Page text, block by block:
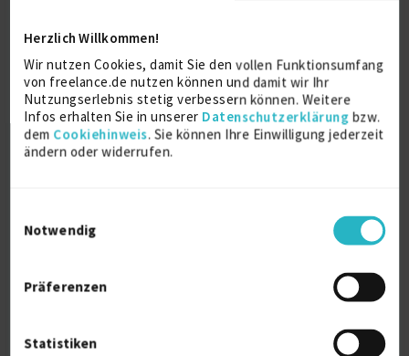
Herzlich Willkommen!
Wir nutzen Cookies, damit Sie den vollen Funktionsumfang
von freelance.de nutzen können und damit wir Ihr
Nutzungserlebnis stetig verbessern können. Weitere
Infos erhalten Sie in unserer Datenschutzerklärung bzw.
dem Cookiehinweis. Sie können Ihre Einwilligung jederzeit
ändern oder widerrufen.
Notwendig
Präferenzen
Statistiken
1st Level Support / UHD
4 J.
2nd & 3rd Level Support
4 J.
Verfügbarkeit einsehen
2
Referenzen